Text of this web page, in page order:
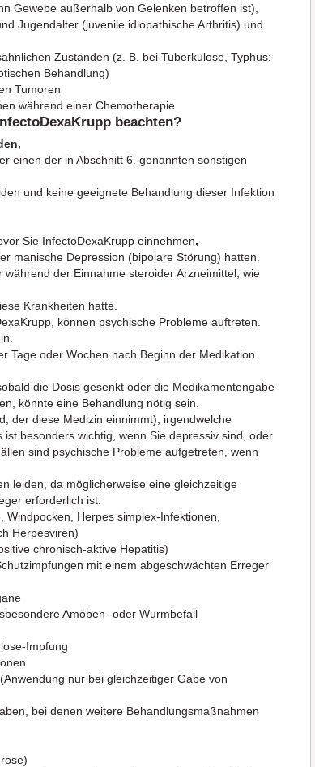
Gewebe außerhalb von Gelenken betroffen ist),
Jugendalter (juvenile idiopathische Arthritis) und
Zuständen (z. B. bei Tuberkulose, Typhus;
Behandlung)
Tumoren
während einer Chemotherapie
beachten?
einen der in Abschnitt 6. genannten sonstigen
und keine geeignete Behandlung dieser Infektion
Sie InfectoDexaKrupp einnehmen,
manische Depression (bipolare Störung) hatten.
der Einnahme steroider Arzneimittel, wie
Krankheiten hatte.
können psychische Probleme auftreten.
Tage oder Wochen nach Beginn der Medikation.
die Dosis gesenkt oder die Medikamentengabe
könnte eine Behandlung nötig sein.
der diese Medizin einnimmt), irgendwelche
besonders wichtig, wenn Sie depressiv sind, oder
sind psychische Probleme aufgetreten, wenn
leiden, da möglicherweise eine gleichzeitige
erforderlich ist:
Herpes simplex-Infektionen,
Herpesviren)
chronisch-aktive Hepatitis)
mit einem abgeschwächten Erreger
Amöben- oder Wurmbefall
Impfung
nur bei gleichzeitiger Gabe von
bei denen weitere Behandlungsmaßnahmen